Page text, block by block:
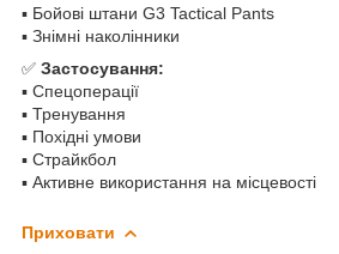
▪ Бойові штани G3 Tactical Pants
▪ Знімні наколінники
✅ Застосування:
▪ Спецоперації
▪ Тренування
▪ Похідні умови
▪ Страйкбол
▪ Активне використання на місцевості
Приховати